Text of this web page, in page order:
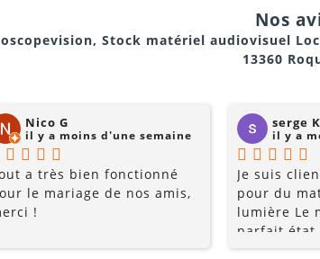
Nos
Stock matériel audiovisuel
13360
Nico G
il y a moins d'une semaine
a très bien fonctionné
le mariage de nos amis,
!
serge
il y a
Je suis
pour du
lumière Le
parfait
multiples,